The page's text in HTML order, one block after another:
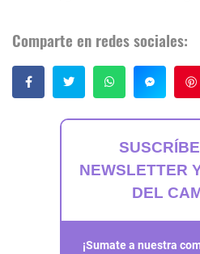
Comparte en redes sociales:
NEWSLETTER
DEL
¡Sumate a nuestra